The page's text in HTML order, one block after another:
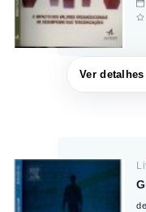
Ver detalhes
de